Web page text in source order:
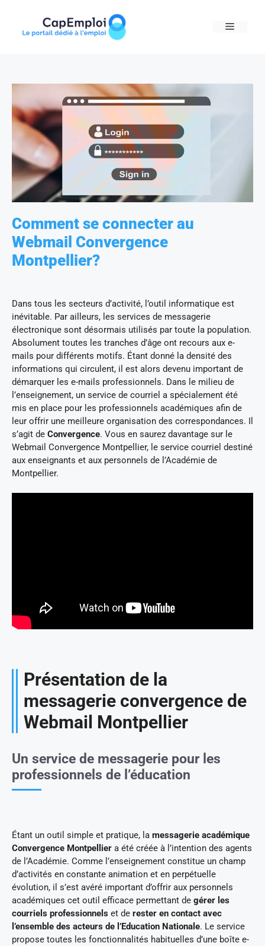
content
MENU
Comment se connecter au
Webmail Convergence
Montpellier?
Dans tous les secteurs d’activité, l’outil informatique est
inévitable. Par ailleurs, les services de messagerie
électronique sont désormais utilisés par toute la population.
Absolument toutes les tranches d’âge ont recours aux e-
mails pour différents motifs. Étant donné la densité des
informations qui circulent, il est alors devenu important de
démarquer les e-mails professionnels. Dans le milieu de
l’enseignement, un service de courriel a spécialement été
mis en place pour les professionnels académiques afin de
leur offrir une meilleure organisation des correspondances. Il
s’agit de Convergence. Vous en saurez davantage sur le
Webmail Convergence Montpellier, le service courriel destiné
aux enseignants et aux personnels de l’Académie de
Montpellier.
Présentation de la
messagerie convergence de
Webmail Montpellier
Un service de messagerie pour les
professionnels de l’éducation
Étant un outil simple et pratique, la messagerie académique
Convergence Montpellier a été créée à l’intention des agents
de l’Académie. Comme l’enseignement constitue un champ
d’activités en constante animation et en perpétuelle
évolution, il s’est avéré important d’offrir aux personnels
académiques cet outil efficace permettant de gérer les
courriels professionnels et de rester en contact avec
l’ensemble des acteurs de l’Education Nationale. Le service
propose toutes les fonctionnalités habituelles d’une boîte e-